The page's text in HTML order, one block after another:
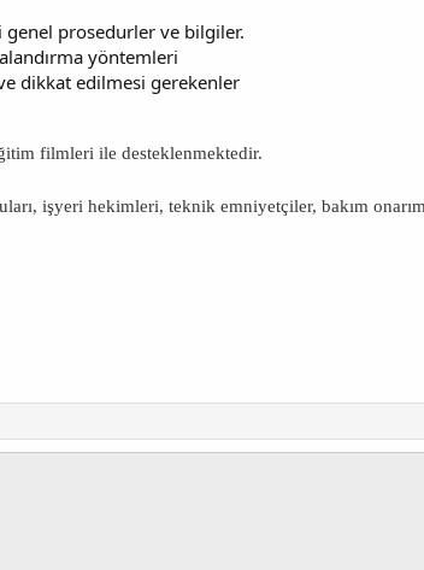
genel prosedurler ve bilgiler.
yöntemleri
dikkat edilmesi gerekenler
filmleri ile desteklenmektedir.
işyeri hekimleri, teknik emniyetçiler, bakım